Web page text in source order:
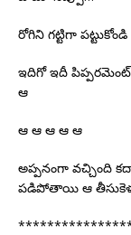
రోగిని గట్టిగా పట్టుకోండి
ఇదిగో ఇదీ
ఆ
ఆ ఆ ఆ ఆ ఆ
అప్పనంగా వచ్చింది
పడిపోతాయి ఆ